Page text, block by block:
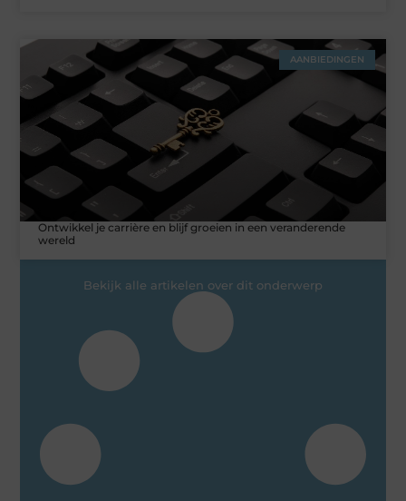
AANBIEDINGEN
Ontwikkel je carrière en blijf groeien in een veranderende
wereld
Bekijk alle artikelen over dit onderwerp